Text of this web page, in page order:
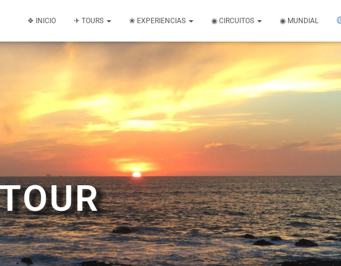
❖ INICIO ✈ TOURS ❀ EXPERIENCIAS ◉ CIRCUITOS ◉ MUNDIAL